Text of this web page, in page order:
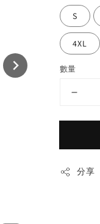
S
4XL
數量
分享